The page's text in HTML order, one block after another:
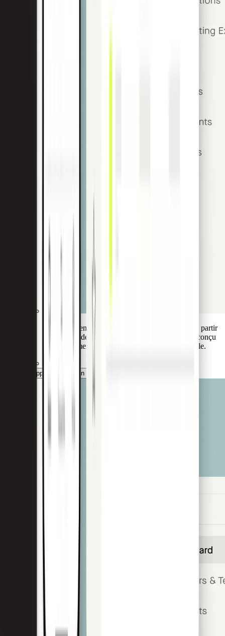
Gérez l'ensemble de votre portefeuille de cartes à partir
d'un centre de commande unique et performant, conçu
spécifiquement pour la surveillance institutionnelle.
L'application Admin pour banques